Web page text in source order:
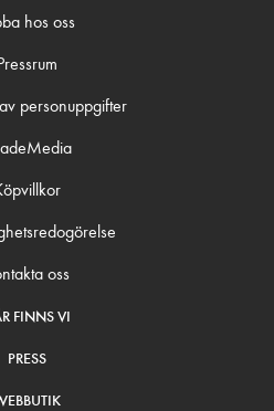
hos oss
personuppgifter
oss
FINNS VI
PRESS